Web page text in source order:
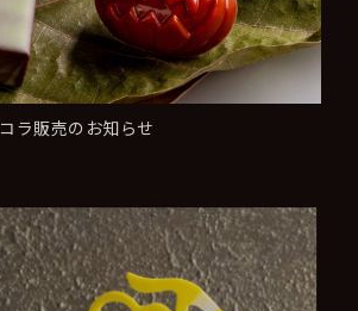
ラ販売のお知らせ